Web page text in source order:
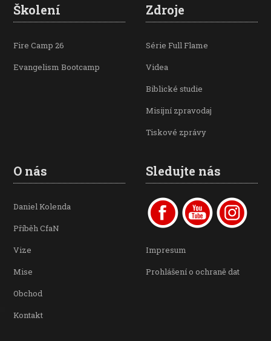
Školení
Fire Camp 26
Evangelism Bootcamp
Zdroje
Série Full Flame
Videa
Biblické studie
Misijní zpravodaj
Tiskové zprávy
O nás
Daniel Kolenda
Příběh CfaN
Vize
Mise
Obchod
Kontakt
Sledujte nás
Impresum
Prohlášení o ochraně dat